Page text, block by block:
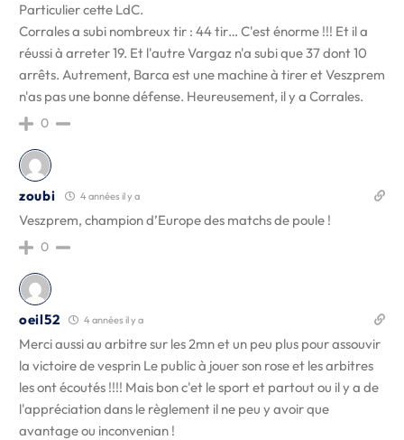
Particulier cette LdC.
Corrales a subi nombreux tir : 44 tir… C'est énorme !!! Et il a
réussi à arreter 19. Et l'autre Vargaz n'a subi que 37 dont 10
arrêts. Autrement, Barca est une machine à tirer et Veszprem
n'as pas une bonne défense. Heureusement, il y a Corrales.
0
zoubi 4 années il y a
Veszprem, champion d’Europe des matchs de poule !
0
oeil52 4 années il y a
Merci aussi au arbitre sur les 2mn et un peu plus pour assouvir
la victoire de vesprin Le public à jouer son rose et les arbitres
les ont écoutés !!!! Mais bon c'et le sport et partout ou il y a de
l'appréciation dans le règlement il ne peu y avoir que
avantage ou inconvenian !